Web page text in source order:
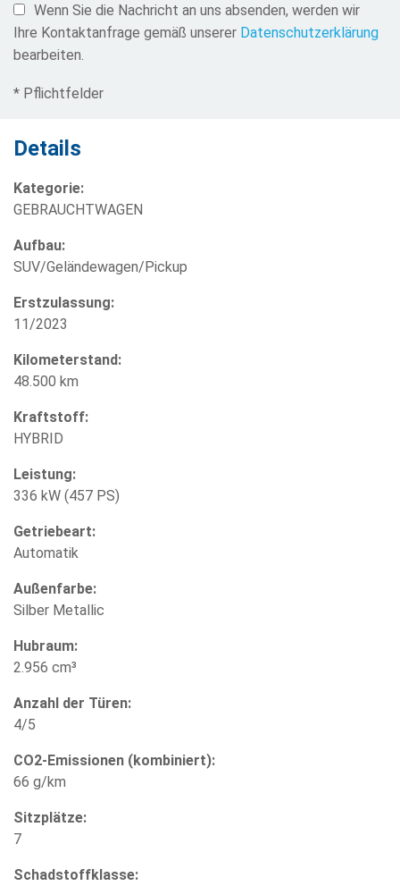
Wenn Sie die Nachricht an uns absenden, werden wir
Ihre Kontaktanfrage gemäß unserer Datenschutzerklärung
bearbeiten.
* Pflichtfelder
Details
Kategorie:
GEBRAUCHTWAGEN
Aufbau:
SUV/Geländewagen/Pickup
Erstzulassung:
11/2023
Kilometerstand:
48.500 km
Kraftstoff:
HYBRID
Leistung:
336 kW (457 PS)
Getriebeart:
Automatik
Außenfarbe:
Silber Metallic
Hubraum:
2.956 cm³
Anzahl der Türen:
4/5
CO2-Emissionen (kombiniert):
66 g/km
Sitzplätze:
7
Schadstoffklasse: